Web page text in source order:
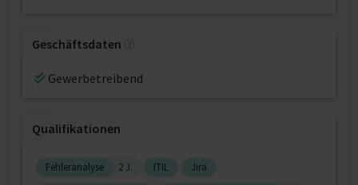
Geschäftsdaten
Gewerbetreibend
Qualifikationen
Fehleranalyse 2 J. ITIL
Jira